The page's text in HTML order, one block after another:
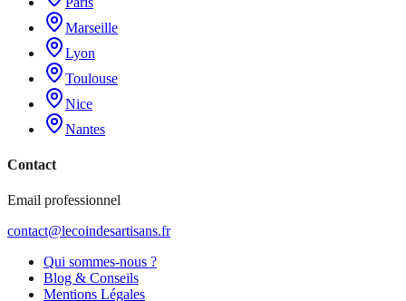
Marseille
Lyon
Toulouse
Nice
Nantes
Contact
Email professionnel
contact@lecoindesartisans.fr
Qui sommes-nous ?
Blog & Conseils
Mentions Légales